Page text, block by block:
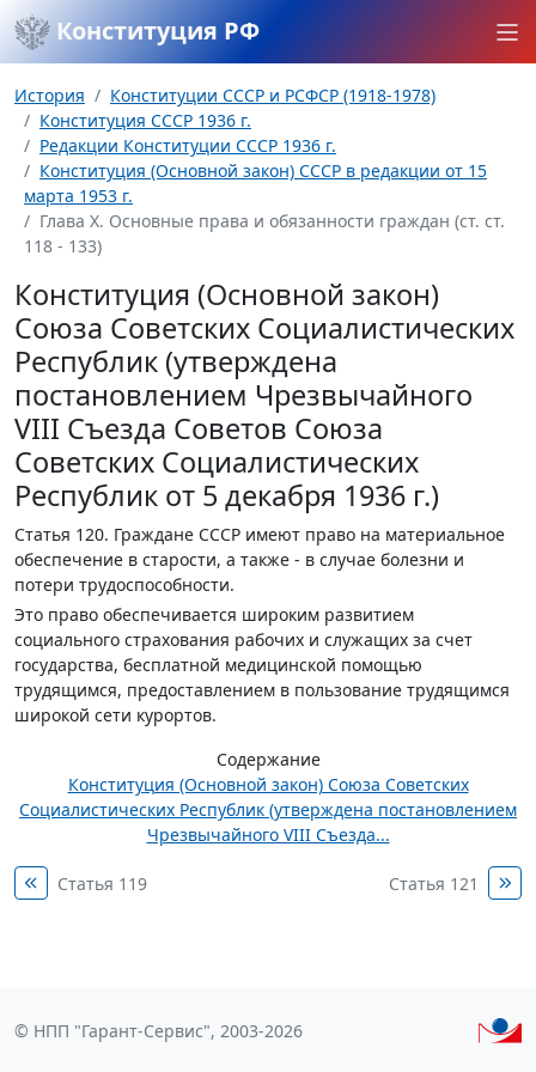
Конституция РФ
История
Конституции СССР и РСФСР (1918-1978)
Конституция СССР 1936 г.
Редакции Конституции СССР 1936 г.
Конституция (Основной закон) СССР в редакции от 15
марта 1953 г.
Глава Х. Основные права и обязанности граждан (ст. ст.
118 - 133)
Конституция (Основной закон)
Союза Советских Социалистических
Республик (утверждена
постановлением Чрезвычайного
VIII Съезда Советов Союза
Советских Социалистических
Республик от 5 декабря 1936 г.)
Статья 120. Граждане СССР имеют право на материальное
обеспечение в старости, а также - в случае болезни и
потери трудоспособности.
Это право обеспечивается широким развитием
социального страхования рабочих и служащих за счет
государства, бесплатной медицинской помощью
трудящимся, предоставлением в пользование трудящимся
широкой сети курортов.
Содержание
Конституция (Основной закон) Союза Советских
Социалистических Республик (утверждена постановлением
Чрезвычайного VIII Съезда...
Статья 119 Статья 121
© НПП "Гарант-Сервис", 2003-2026